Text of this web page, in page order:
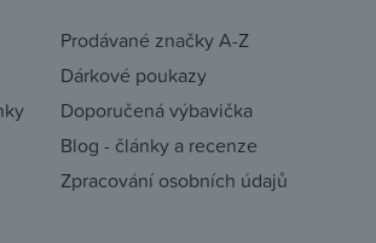
Prodávané značky A-Z
Dárkové poukazy
Doporučená výbavička
Blog - články a recenze
Zpracování osobních údajů